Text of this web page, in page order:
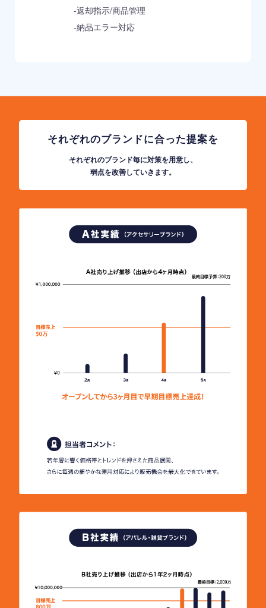
-返却指示/商品管理
-納品エラー対応
それぞれのブランドに合った提案を
それぞれのブランド毎に対策を用意し、
弱点を改善していきます。